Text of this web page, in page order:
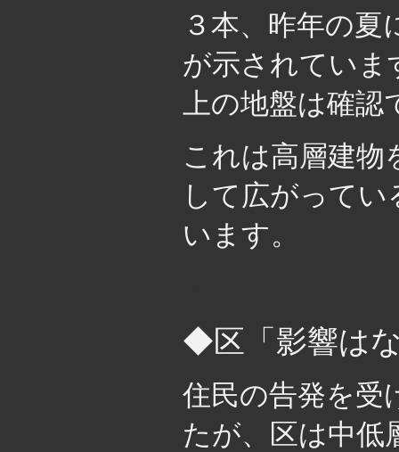
３本、昨年の
が示されていま
上の地盤は確
これは高層建物
して広がって
います。
◆区「影響は
住民の告発を受
たが、区は中低